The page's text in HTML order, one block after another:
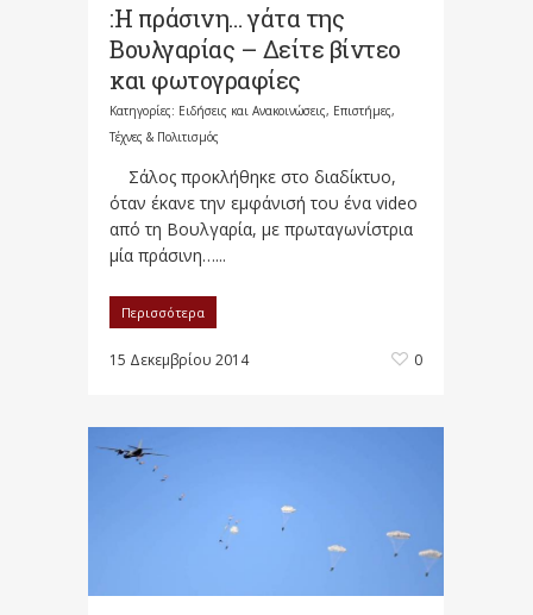
:Η πράσινη… γάτα της
Βουλγαρίας – Δείτε βίντεο
και φωτογραφίες
Κατηγορίες: Ειδήσεις και Ανακοινώσεις, Επιστήμες,
Τέχνες & Πολιτισμός
Σάλος προκλήθηκε στο διαδίκτυο,
όταν έκανε την εμφάνισή του ένα video
από τη Βουλγαρία, με πρωταγωνίστρια
μία πράσινη…...
Περισσότερα
15 Δεκεμβρίου 2014 0